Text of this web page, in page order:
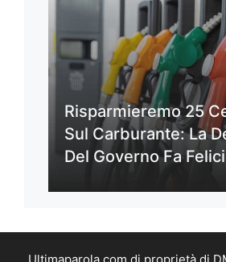
Risparmieremo 25
Sul Carburante: La
Del Governo Fa